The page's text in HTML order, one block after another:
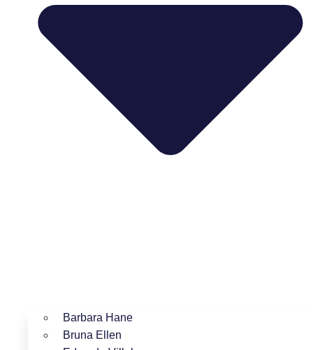
Barbara Hane
Bruna Ellen